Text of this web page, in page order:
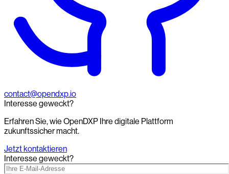
contact@opendxp.io
Interesse geweckt?
Erfahren Sie, wie OpenDXP Ihre digitale Plattform
zukunftssicher macht.
Jetzt kontaktieren
Interesse geweckt?